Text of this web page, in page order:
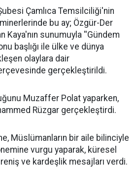
Çamlıca Temsilciliği'nin
bu ay; Özgür-Der
Kaya'nın sunumuyla ''Gündem
başlığı ile ülke ve dünya
olaylara dair
gerçekleştirildi.
Muzaffer Polat yaparken,
Rüzgar gerçekleştirdi.
Müslümanların bir aile bilinciyle
vurgu yaparak, küresel
ve kardeşlik mesajları verdi.